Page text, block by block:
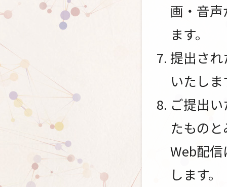
画・音
ます。
提出さ
いたしま
ご提出
たもの
Web配
します。